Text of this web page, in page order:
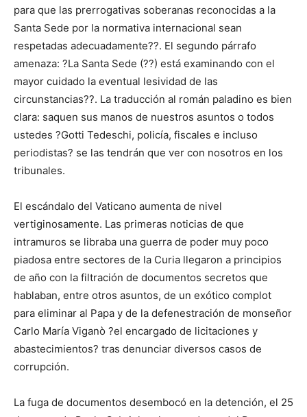
para que las prerrogativas soberanas reconocidas a la
Santa Sede por la normativa internacional sean
respetadas adecuadamente??. El segundo párrafo
amenaza: ?La Santa Sede (??) está examinando con el
mayor cuidado la eventual lesividad de las
circunstancias??. La traducción al román paladino es bien
clara: saquen sus manos de nuestros asuntos o todos
ustedes ?Gotti Tedeschi, policía, fiscales e incluso
periodistas? se las tendrán que ver con nosotros en los
tribunales.
El escándalo del Vaticano aumenta de nivel
vertiginosamente. Las primeras noticias de que
intramuros se libraba una guerra de poder muy poco
piadosa entre sectores de la Curia llegaron a principios
de año con la filtración de documentos secretos que
hablaban, entre otros asuntos, de un exótico complot
para eliminar al Papa y de la defenestración de monseñor
Carlo María Viganò ?el encargado de licitaciones y
abastecimientos? tras denunciar diversos casos de
corrupción.
La fuga de documentos desembocó en la detención, el 25